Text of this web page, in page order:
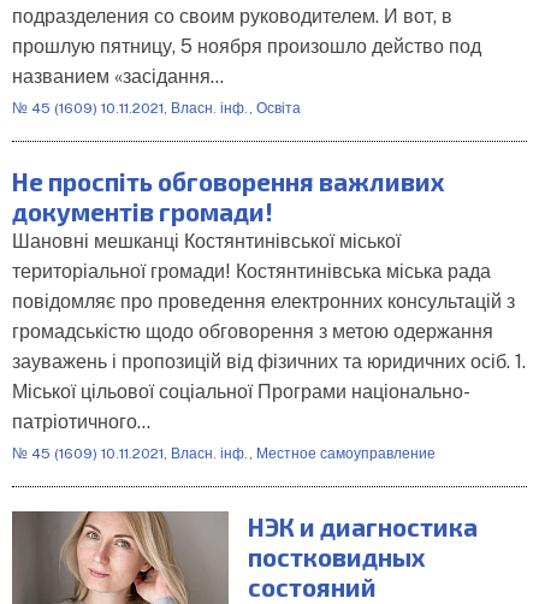
подразделения со своим руководителем. И вот, в
прошлую пятницу, 5 ноября произошло действо под
названием «засідання…
№ 45 (1609) 10.11.2021, Власн. інф. , Освіта
Не проспіть обговорення важливих
документів громади!
Шановні мешканці Костянтинівської міської
територіальної громади! Костянтинівська міська рада
повідомляє про проведення електронних консультацій з
громадськістю щодо обговорення з метою одержання
зауважень і пропозицій від фізичних та юридичних осіб. 1.
Міської цільової соціальної Програми національно-
патріотичного…
№ 45 (1609) 10.11.2021, Власн. інф. , Местное самоуправление
НЭК и диагностика
постковидных
состояний